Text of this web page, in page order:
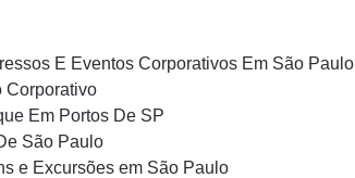
E Eventos Corporativos Em São Paulo
Corporativo
Em Portos De SP
São Paulo
e Excursões em São Paulo